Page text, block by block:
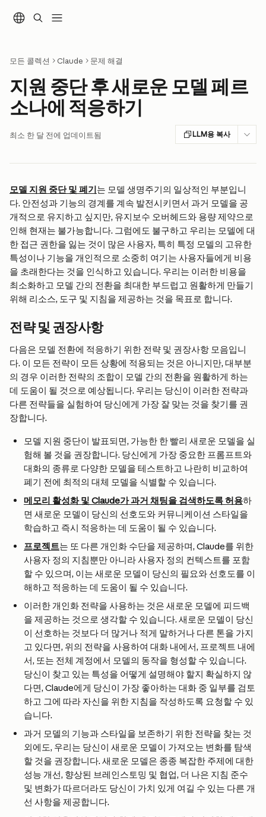
모든 콜렉션 Claude 문제 해결
지원 중단 후 새로운 모델 페르
소나에 적응하기
최소 한 달 전에 업데이트됨 LLM용 복사
모델 지원 중단 및 폐기는 모델 생명주기의 일상적인 부분입니
다. 안전성과 기능의 경계를 계속 발전시키면서 과거 모델을 공
개적으로 유지하고 싶지만, 유지보수 오버헤드와 용량 제약으로
인해 현재는 불가능합니다. 그럼에도 불구하고 우리는 모델에 대
한 접근 권한을 잃는 것이 많은 사용자, 특히 특정 모델의 고유한
특성이나 기능을 개인적으로 소중히 여기는 사용자들에게 비용
을 초래한다는 것을 인식하고 있습니다. 우리는 이러한 비용을
최소화하고 모델 간의 전환을 최대한 부드럽고 원활하게 만들기
위해 리소스, 도구 및 지침을 제공하는 것을 목표로 합니다.
전략 및 권장사항
다음은 모델 전환에 적응하기 위한 전략 및 권장사항 모음입니
다. 이 모든 전략이 모든 상황에 적용되는 것은 아니지만, 대부분
의 경우 이러한 전략의 조합이 모델 간의 전환을 원활하게 하는
데 도움이 될 것으로 예상됩니다. 우리는 당신이 이러한 전략과
다른 전략들을 실험하여 당신에게 가장 잘 맞는 것을 찾기를 권
장합니다.
모델 지원 중단이 발표되면, 가능한 한 빨리 새로운 모델을 실
험해 볼 것을 권장합니다. 당신에게 가장 중요한 프롬프트와
대화의 종류로 다양한 모델을 테스트하고 나란히 비교하여
폐기 전에 최적의 대체 모델을 식별할 수 있습니다.
메모리 활성화 및 Claude가 과거 채팅을 검색하도록 허용하
면 새로운 모델이 당신의 선호도와 커뮤니케이션 스타일을
학습하고 즉시 적응하는 데 도움이 될 수 있습니다.
프로젝트는 또 다른 개인화 수단을 제공하며, Claude를 위한
사용자 정의 지침뿐만 아니라 사용자 정의 컨텍스트를 포함
할 수 있으며, 이는 새로운 모델이 당신의 필요와 선호도를 이
해하고 적응하는 데 도움이 될 수 있습니다.
이러한 개인화 전략을 사용하는 것은 새로운 모델에 피드백
을 제공하는 것으로 생각할 수 있습니다. 새로운 모델이 당신
이 선호하는 것보다 더 많거나 적게 말하거나 다른 톤을 가지
고 있다면, 위의 전략을 사용하여 대화 내에서, 프로젝트 내에
서, 또는 전체 계정에서 모델의 동작을 형성할 수 있습니다.
당신이 찾고 있는 특성을 어떻게 설명해야 할지 확실하지 않
다면, Claude에게 당신이 가장 좋아하는 대화 중 일부를 검토
하고 그에 따라 자신을 위한 지침을 작성하도록 요청할 수 있
습니다.
과거 모델의 기능과 스타일을 보존하기 위한 전략을 찾는 것
외에도, 우리는 당신이 새로운 모델이 가져오는 변화를 탐색
할 것을 권장합니다. 새로운 모델은 종종 복잡한 주제에 대한
성능 개선, 향상된 브레인스토밍 및 협업, 더 나은 지침 준수
및 변화가 따르더라도 당신이 가치 있게 여길 수 있는 다른 개
선 사항을 제공합니다.